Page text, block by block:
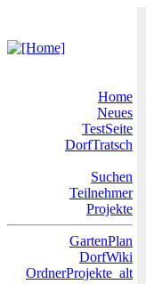
Home
Neues
TestSeite
DorfTratsch
Suchen
Teilnehmer
Projekte
GartenPlan
DorfWiki
OrdnerProjekte_alt